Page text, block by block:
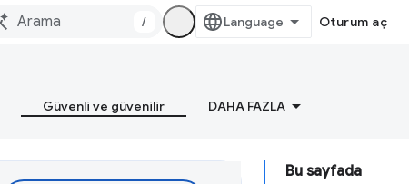
/ Oturum aç
Güvenli ve güvenilir DAHA FAZLA
Bu sayfada